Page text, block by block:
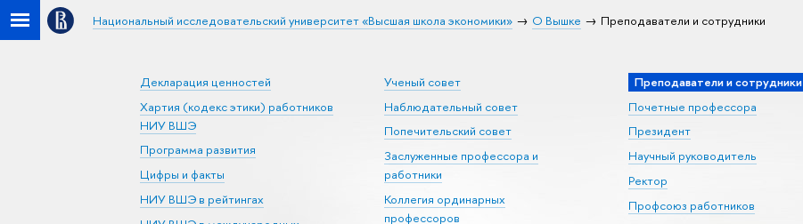
Национальный исследовательский университет «Высшая школа экономики» О Вышке Преподаватели и сотрудники
Декларация ценностей
Хартия (кодекс этики) работников
НИУ ВШЭ
Программа развития
Цифры и факты
НИУ ВШЭ в рейтингах
Ученый совет
Наблюдательный совет
Попечительский совет
Заслуженные профессора и
работники
Коллегия ординарных
профессоров
Преподаватели и сотрудники
Почетные профессора
Президент
Научный руководитель
Ректор
Профсоюз работников